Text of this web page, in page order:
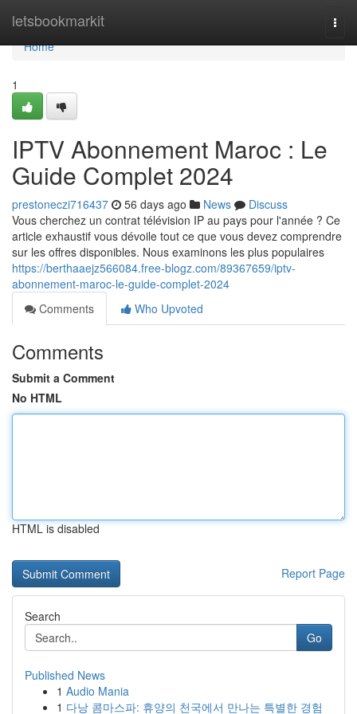
letsbookmarkit
Home
Home
1
IPTV Abonnement Maroc : Le
Guide Complet 2024
prestoneczi716437 56 days ago News
Discuss
Vous cherchez un contrat télévision IP au pays pour l'année ? Ce
article exhaustif vous dévoile tout ce que vous devez comprendre
sur les offres disponibles. Nous examinons les plus populaires
https://berthaaejz566084.free-blogz.com/89367659/iptv-
abonnement-maroc-le-guide-complet-2024
Comments
Who Upvoted
Comments
Submit a Comment
No HTML
HTML is disabled
Report Page
Search
Go
Published News
1 Audio Mania
1 다낭 콤마스파: 휴양의 천국에서 만나는 특별한 경험